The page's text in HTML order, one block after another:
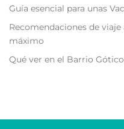
Guía esencial para unas
Recomendaciones de
máximo
Qué ver en el Barrio